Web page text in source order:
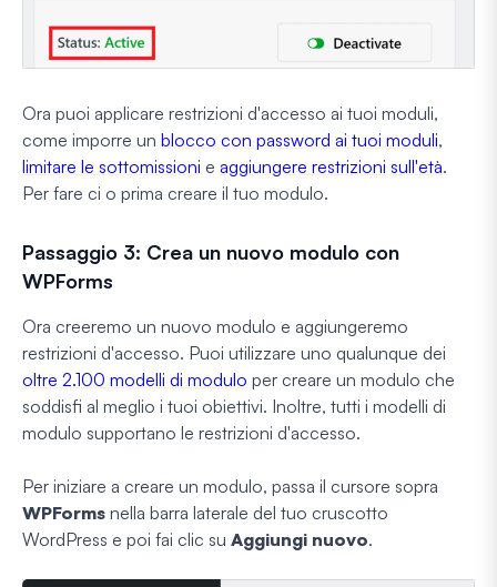
Ora puoi applicare restrizioni d'accesso ai tuoi moduli,
come imporre un blocco con password ai tuoi moduli,
limitare le sottomissioni e aggiungere restrizioni sull'età.
Per fare ci o prima creare il tuo modulo.
Passaggio 3: Crea un nuovo modulo con
WPForms
Ora creeremo un nuovo modulo e aggiungeremo
restrizioni d'accesso. Puoi utilizzare uno qualunque dei
oltre 2.100 modelli di modulo per creare un modulo che
soddisfi al meglio i tuoi obiettivi. Inoltre, tutti i modelli di
modulo supportano le restrizioni d'accesso.
Per iniziare a creare un modulo, passa il cursore sopra
WPForms nella barra laterale del tuo cruscotto
WordPress e poi fai clic su Aggiungi nuovo.